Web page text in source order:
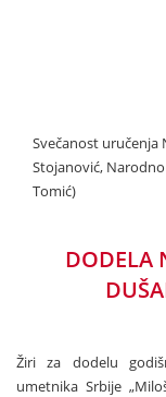
Svečanost uručenja
Stojanović,
Tomić)
DODELA
Žiri za dodelu
umetnika Srbije